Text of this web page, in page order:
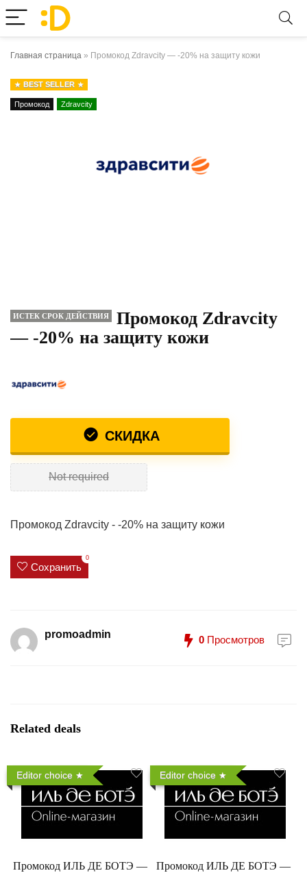
Главная страница » Промокод Zdravcity — -20% на защиту кожи
BEST SELLER
Промокод Zdravcity
ИСТЕК СРОК ДЕЙСТВИЯ
Промокод Zdravcity
— -20% на защиту кожи
СКИДКА
Not required
Промокод Zdravcity - -20% на защиту кожи
Сохранить
0
promoadmin 0 Просмотров
Related deals
Editor choice
Промокод ИЛЬ ДЕ БОТЭ —
Editor choice
Промокод ИЛЬ ДЕ БОТЭ —